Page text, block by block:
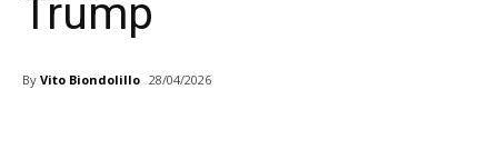
Trump
By Vito Biondolillo 28/04/2026